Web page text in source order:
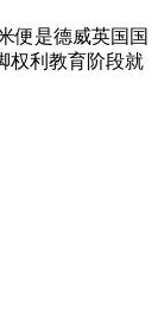
便是德威英国国
权利教育阶段就